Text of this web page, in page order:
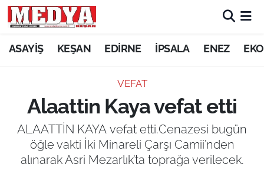
ASAYİŞ KEŞAN EDİRNE İPSALA ENEZ
VEFAT
Alaattin Kaya vefat etti
ALAATTİN KAYA vefat etti.Cenazesi bugün
öğle vakti İki Minareli Çarşı Camii’nden
alınarak Asri Mezarlık’ta toprağa verilecek.
KEŞAN
ASAYİŞ
SİYASET
GÜNDEM